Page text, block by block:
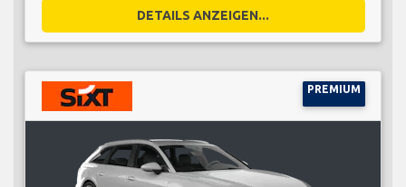
DETAILS ANZEIGEN...
PREMIUM